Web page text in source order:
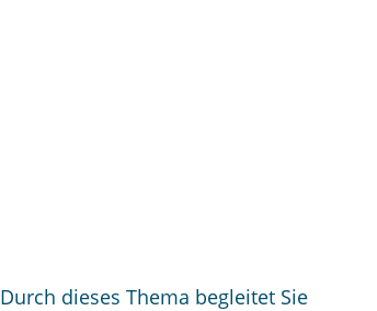
Durch dieses Thema begleitet Sie